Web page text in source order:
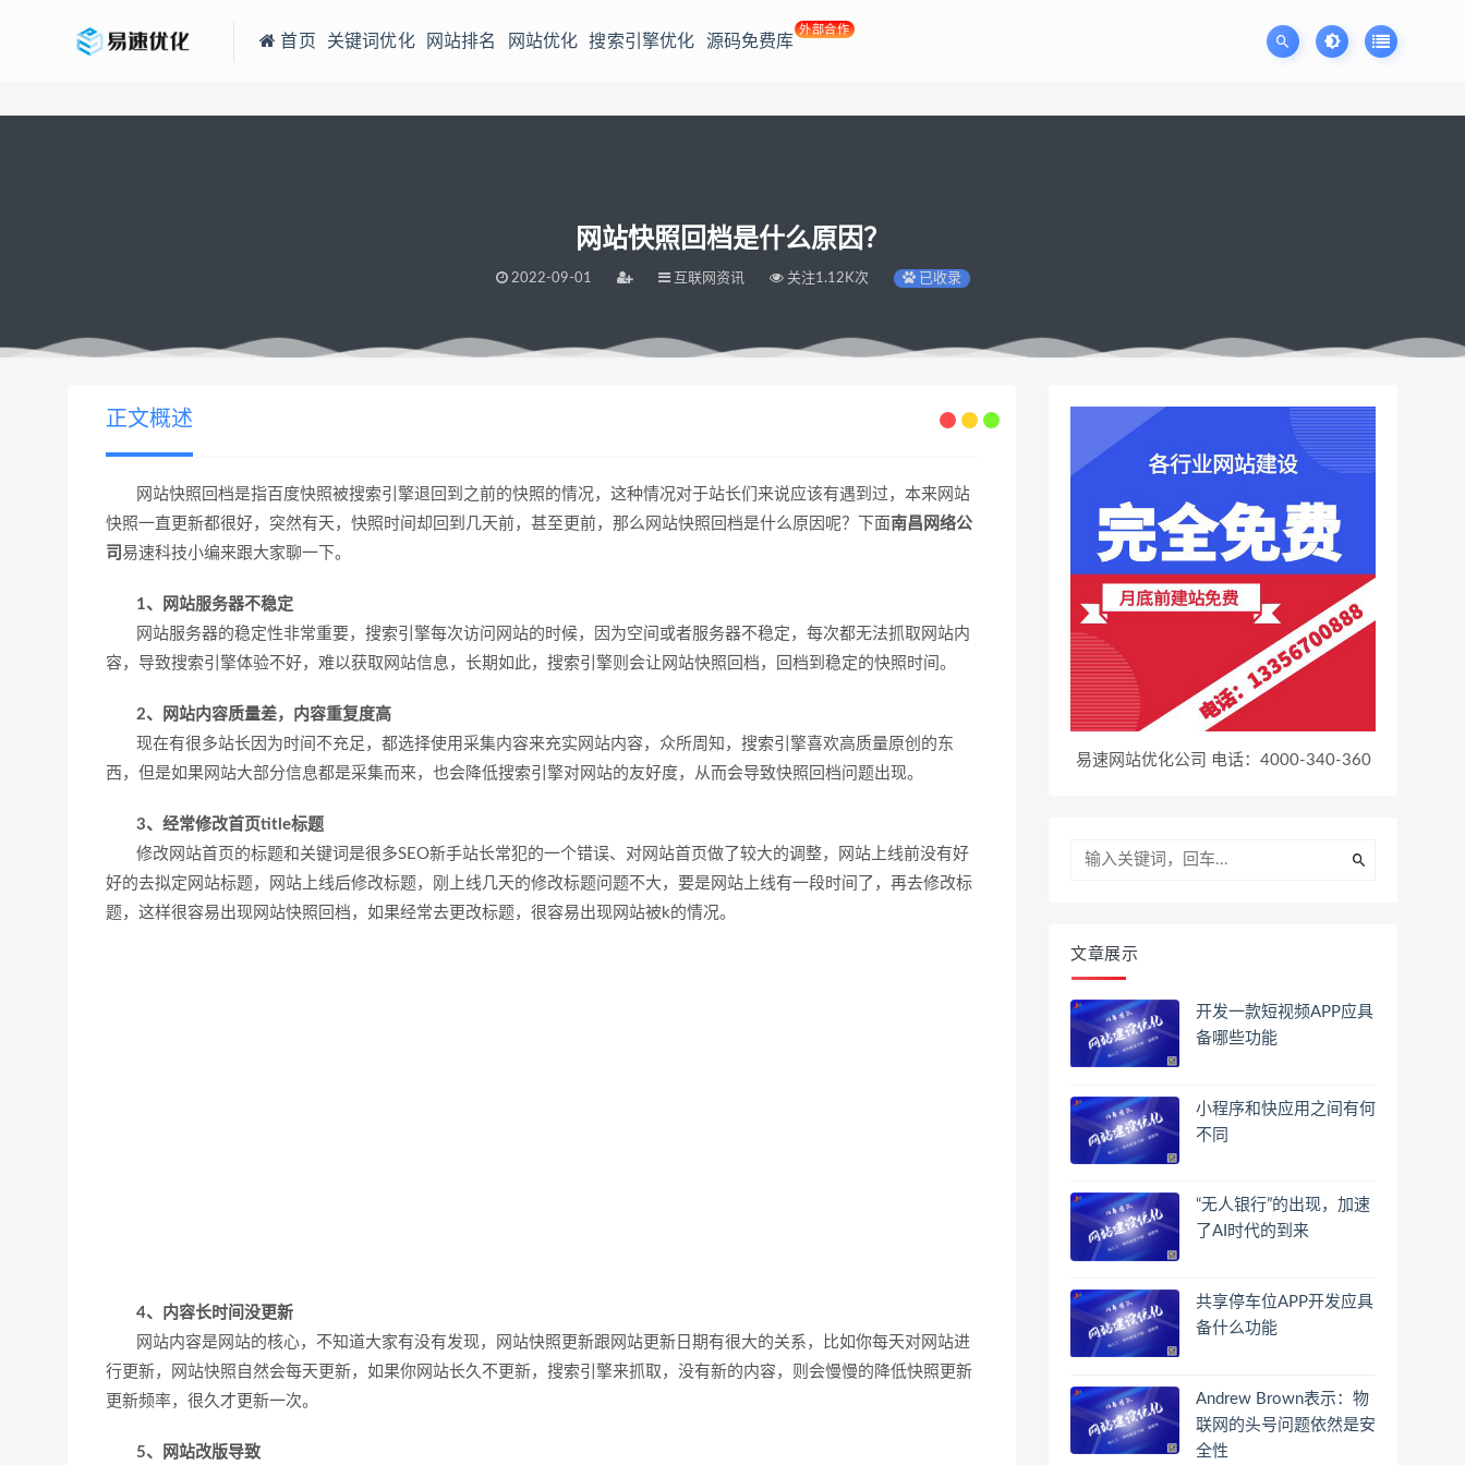
首页 关键词优化 网站排名 网站优化 搜索引擎优化 源码免费库
外部合作
网站快照回档是什么原因？
2022-09-01 互联网资讯 关注1.12K次 已收录
当前位置： 易速网站优化公司 >网站快照回档是什么原因？
正文概述
网站快照回档是指百度快照被搜索引擎退回到之前的快照的情况，这种情况对于站长们来说应该有遇到过，本来网站
快照一直更新都很好，突然有天，快照时间却回到几天前，甚至更前，那么网站快照回档是什么原因呢？下面南昌网络公
司 易速科技小编来跟大家聊一下。
1、网站服务器不稳定
网站服务器的稳定性非常重要，搜索引擎每次访问网站的时候，因为空间或者服务器不稳定，每次都无法抓取网站内
容，导致搜索引擎体验不好，难以获取网站信息，长期如此，搜索引擎则会让网站快照回档，回档到稳定的快照时间。
2、网站内容质量差，内容重复度高
现在有很多站长因为时间不充足，都选择使用采集内容来充实网站内容，众所周知，搜索引擎喜欢高质量原创的东
西，但是如果网站大部分信息都是采集而来，也会降低搜索引擎对网站的友好度，从而会导致快照回档问题出现。
3、经常修改首页title标题
修改网站首页的标题和关键词是很多SEO新手站长常犯的一个错误、对网站首页做了较大的调整，网站上线前没有好
好的去拟定网站标题，网站上线后修改标题，刚上线几天的修改标题问题不大，要是网站上线有一段时间了，再去修改标
题，这样很容易出现网站快照回档，如果经常去更改标题，很容易出现网站被k的情况。
4、内容长时间没更新
网站内容是网站的核心，不知道大家有没有发现，网站快照更新跟网站更新日期有很大的关系，比如你每天对网站进
行更新，网站快照自然会每天更新，如果你网站长久不更新，搜索引擎来抓取，没有新的内容，则会慢慢的降低快照更新
更新频率，很久才更新一次。
5、网站改版导致
易速网站优化公司 电话：4000-340-360
文章展示
开发一款短视频APP应具
备哪些功能
小程序和快应用之间有何
不同
“无人银行”的出现，加速
了AI时代的到来
共享停车位APP开发应具
备什么功能
Andrew Brown表示：物
联网的头号问题依然是安
全性